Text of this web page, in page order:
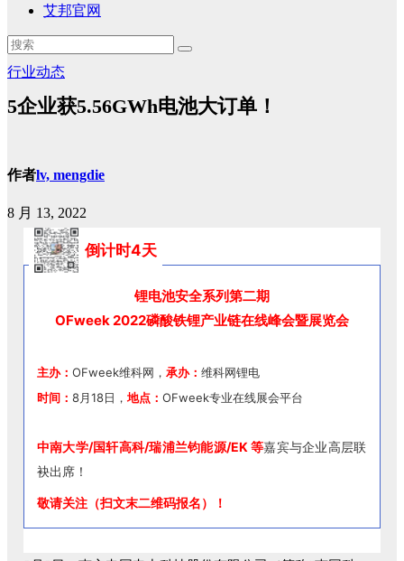
艾邦官网
行业动态
5企业获5.56GWh电池大订单！
作者lv, mengdie
8 月 13, 2022
倒计时4天
锂电池安全系列第二期
OFweek 2022磷酸铁锂产业链在线峰会暨展览会
主办： OFweek维科网， 承办： 维科网锂电
时间： 8月18日， 地点： OFweek专业在线展会平台
中南大学/国轩高科/瑞浦兰钧能源/EK 等嘉宾与企业高层联
袂出席！
敬请关注（扫文末二维码报名）！